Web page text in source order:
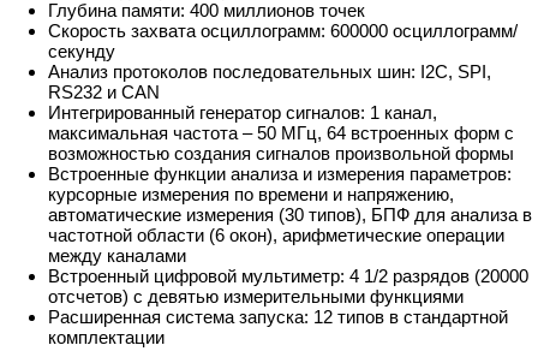
Глубина памяти: 400 миллионов точек
Скорость захвата осциллограмм: 600000 осциллограмм/
секунду
Анализ протоколов последовательных шин: I2C, SPI,
RS232 и CAN
Интегрированный генератор сигналов: 1 канал,
максимальная частота – 50 МГц, 64 встроенных форм с
возможностью создания сигналов произвольной формы
Встроенные функции анализа и измерения параметров:
курсорные измерения по времени и напряжению,
автоматические измерения (30 типов), БПФ для анализа в
частотной области (6 окон), арифметические операции
между каналами
Встроенный цифровой мультиметр: 4 1/2 разрядов (20000
отсчетов) с девятью измерительными функциями
Расширенная система запуска: 12 типов в стандартной
комплектации